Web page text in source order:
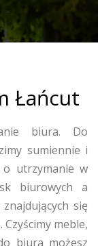
Łańcut
biura. Do
sumiennie i
o utrzymanie w
biurowych a
się
meble,
biura możesz